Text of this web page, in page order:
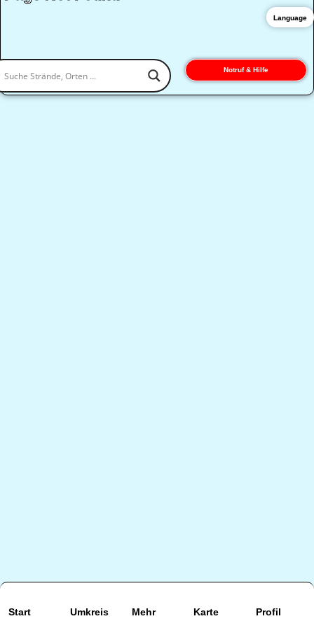
Notruf & Hilfe
Start Umkreis Mehr Karte Profil
Language